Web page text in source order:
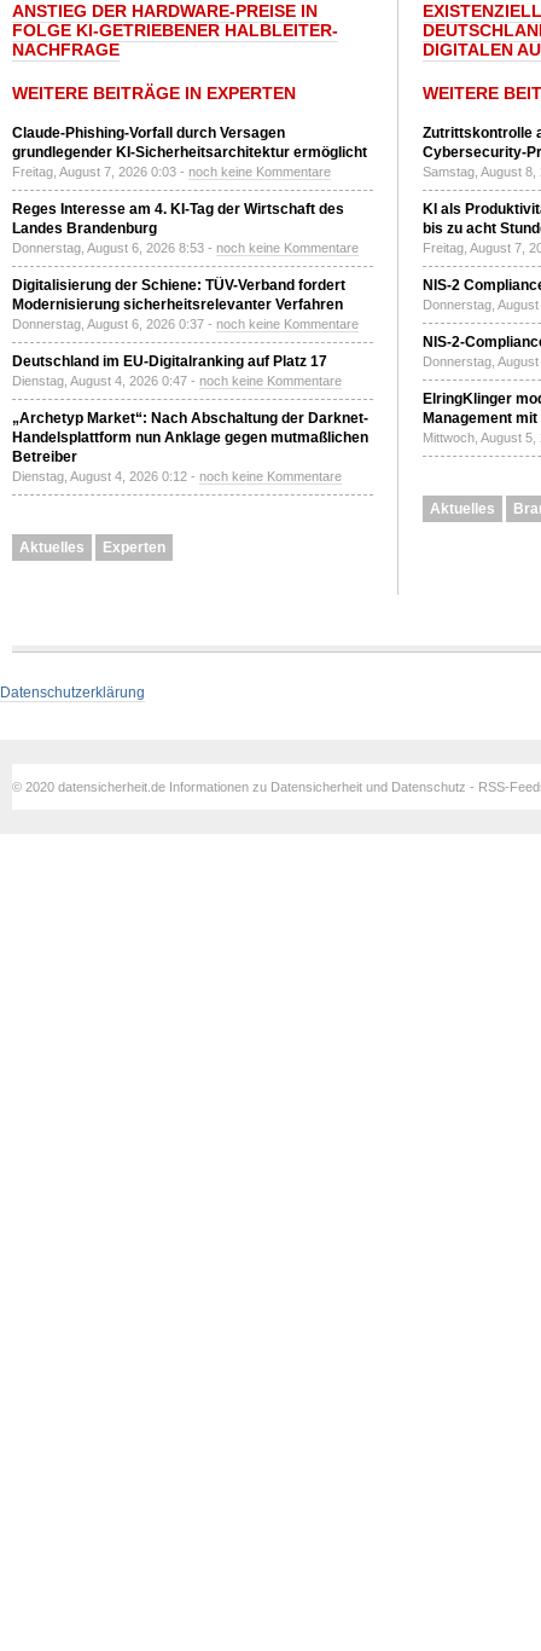
ANSTIEG DER HARDWARE-PREISE IN
FOLGE KI-GETRIEBENER HALBLEITER-
NACHFRAGE
WEITERE BEITRÄGE IN EXPERTEN
Claude-Phishing-Vorfall durch Versagen
grundlegender KI-Sicherheitsarchitektur ermöglicht
Freitag, August 7, 2026 0:03 - noch keine Kommentare
Reges Interesse am 4. KI-Tag der Wirtschaft des
Landes Brandenburg
Donnerstag, August 6, 2026 8:53 - noch keine Kommentare
Digitalisierung der Schiene: TÜV-Verband fordert
Modernisierung sicherheitsrelevanter Verfahren
Donnerstag, August 6, 2026 0:37 - noch keine Kommentare
Deutschland im EU-Digitalranking auf Platz 17
Dienstag, August 4, 2026 0:47 - noch keine Kommentare
„Archetyp Market“: Nach Abschaltung der Darknet-
Handelsplattform nun Anklage gegen mutmaßlichen
Betreiber
Dienstag, August 4, 2026 0:12 - noch keine Kommentare
Aktuelles Experten
DIGITALEN
WEITERE
Zutrittskontrolle
Cybersecurity-
Samstag, August
KI als
bis zu acht
Freitag, August 7,
NIS-2
Donnerstag,
NIS-2-
Donnerstag,
ElringKlinger
Management
Mittwoch, August
Aktuelles
Datenschutzerklärung
© 2020 datensicherheit.de Informationen zu Datensicherheit und Datenschutz - RSS-